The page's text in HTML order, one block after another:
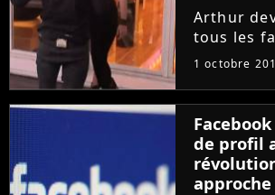
Arthur
tous les
"Rémilie"
Story 9,
d'amour
Rémi est
bidon.
1 octobre
de profil
approche